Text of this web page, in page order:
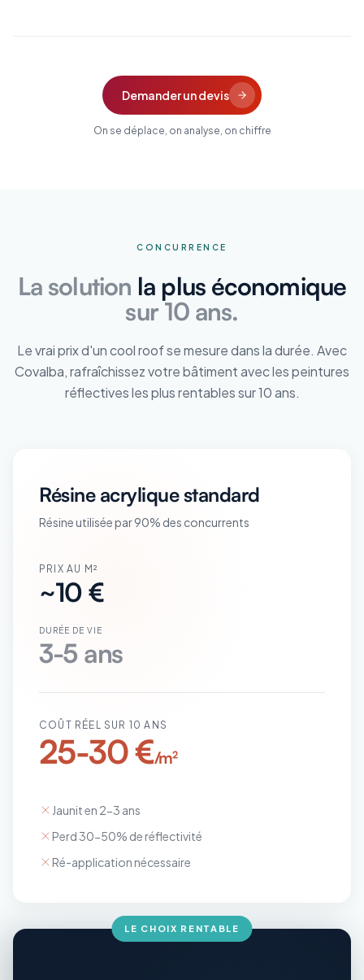
Demander un devis
On se déplace, on analyse, on chiffre
CONCURRENCE
La solution la plus économique
sur 10 ans.
Le vrai prix d'un cool roof se mesure dans la durée. Avec
Covalba, rafraîchissez votre bâtiment avec les peintures
réflectives les plus rentables sur 10 ans.
Résine acrylique standard
Résine utilisée par 90% des concurrents
PRIX AU M²
~10 €
DURÉE DE VIE
3-5 ans
COÛT RÉEL SUR 10 ANS
25-30 €/m²
Jaunit en 2-3 ans
Perd 30-50% de réflectivité
Ré-application nécessaire
LE CHOIX RENTABLE